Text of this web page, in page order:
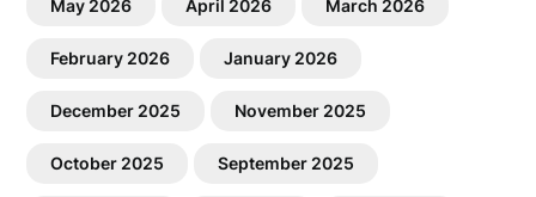
May 2026 April 2026 March 2026
February 2026 January 2026
December 2025 November 2025
October 2025 September 2025